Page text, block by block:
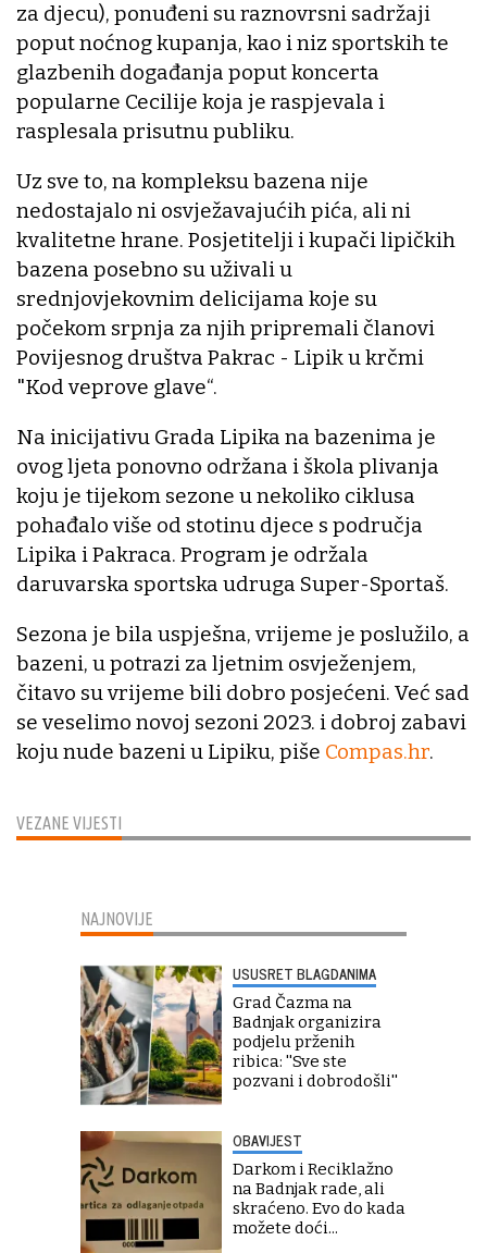
VEZANE VIJESTI
za djecu), ponuđeni su raznovrsni sadržaji
poput noćnog kupanja, kao i niz sportskih te
glazbenih događanja poput koncerta
popularne Cecilije koja je raspjevala i
rasplesala prisutnu publiku.
Uz sve to, na kompleksu bazena nije
nedostajalo ni osvježavajućih pića, ali ni
kvalitetne hrane. Posjetitelji i kupači lipičkih
bazena posebno su uživali u
srednjovjekovnim delicijama koje su
počekom srpnja za njih pripremali članovi
Povijesnog društva Pakrac - Lipik u krčmi
"Kod veprove glave“.
Na inicijativu Grada Lipika na bazenima je
ovog ljeta ponovno održana i škola plivanja
koju je tijekom sezone u nekoliko ciklusa
pohađalo više od stotinu djece s područja
Lipika i Pakraca. Program je održala
daruvarska sportska udruga Super-Sportaš.
Sezona je bila uspješna, vrijeme je poslužilo, a
bazeni, u potrazi za ljetnim osvježenjem,
čitavo su vrijeme bili dobro posjećeni. Već sad
se veselimo novoj sezoni 2023. i dobroj zabavi
koju nude bazeni u Lipiku, piše Compas.hr.
NAJNOVIJE
USUSRET BLAGDANIMA
Grad Čazma na
Badnjak organizira
podjelu prženih
ribica: ''Sve ste
pozvani i dobrodošli''
OBAVIJEST
Darkom i Reciklažno
na Badnjak rade, ali
skraćeno. Evo do kada
možete doći...